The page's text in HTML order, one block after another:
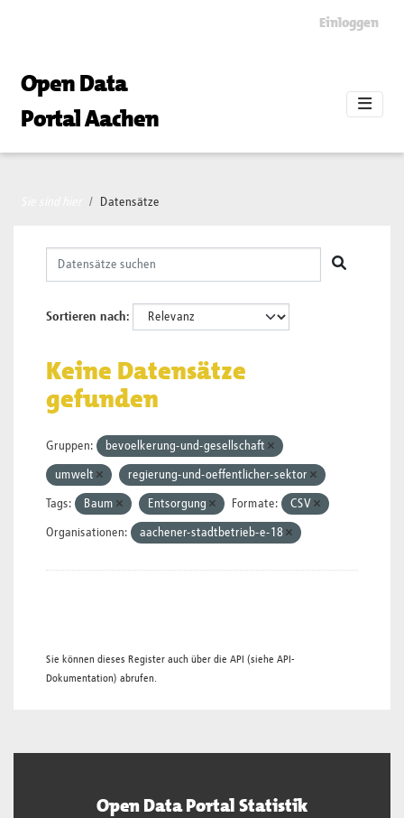
Einloggen
Open Data
Portal Aachen
Datensätze
Sortieren nach
Keine Datensätze
gefunden
Gruppen: bevoelkerung-und-gesellschaft
umwelt regierung-und-oeffentlicher-sektor
Tags: Baum Entsorgung Formate: CSV
Organisationen: aachener-stadtbetrieb-e-18
Sie können dieses Register auch über die API (siehe API-
Dokumentation) abrufen.
Open Data Portal Statistik